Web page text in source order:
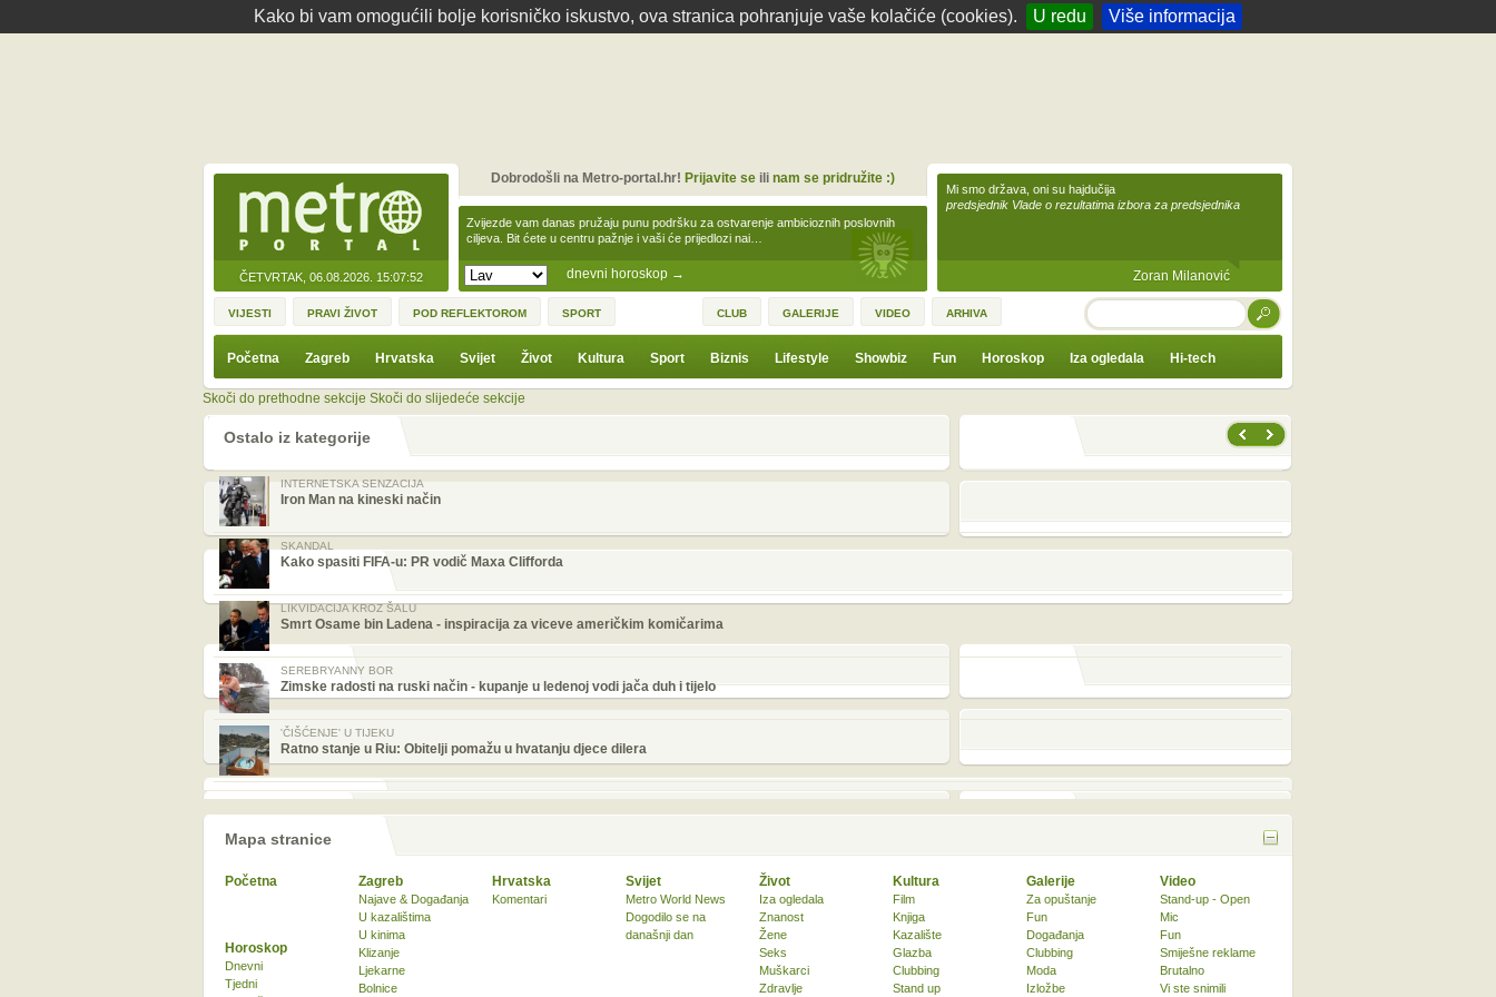
Kako bi vam omogućili bolje korisničko iskustvo, ova stranica pohranjuje vaše kolačiće (cookies). U redu Više informacija
ČETVRTAK, 06.08.2026. 15:07:52 dnevni horoskop →
Zvijezde vam danas pružaju punu podršku za ostvarenje ambicioznih poslovnih
ciljeva. Bit ćete u centru pažnje i vaši će prijedlozi nai…
Dobrodošli na Metro-portal.hr! Prijavite seili nam se pridružite :)
Mi smo država, oni su hajdučija
predsjednik Vlade o rezultatima izbora za predsjednika
Zoran Milanović
VIJESTI PRAVI ŽIVOT POD REFLEKTOROM SPORT CLUB GALERIJE VIDEO ARHIVA TRAŽI
Početna Zagreb Hrvatska Svijet Život Kultura Sport Biznis Lifestyle Showbiz Fun Horoskop Iza ogledala Hi-tech
Skoči do prethodne sekcije Skoči do slijedeće sekcije
Ostalo iz kategorije
INTERNETSKA SENZACIJA
Iron Man na kineski način
SKANDAL
Kako spasiti FIFA-u: PR vodič Maxa Clifforda
LIKVIDACIJA KROZ ŠALU
Smrt Osame bin Ladena - inspiracija za viceve američkim komičarima
SEREBRYANNY BOR
Zimske radosti na ruski način - kupanje u ledenoj vodi jača duh i tijelo
'ČIŠĆENJE' U TIJEKU
Ratno stanje u Riu: Obitelji pomažu u hvatanju djece dilera
Mapa stranice
Početna Zagreb
Najave & Događanja
U kazalištima
U kinima
Klizanje
Ljekarne
Bolnice
Hrvatska
Komentari
Svijet
Metro World News
Dogodilo se na
današnji dan
Život
Iza ogledala
Znanost
Žene
Seks
Muškarci
Zdravlje
Kultura
Film
Knjiga
Kazalište
Glazba
Clubbing
Stand up
Horoskop
Dnevni
Tjedni
Galerije
Za opuštanje
Fun
Događanja
Clubbing
Moda
Izložbe
Video
Stand-up - Open
Mic
Fun
Smiješne reklame
Brutalno
Vi ste snimili